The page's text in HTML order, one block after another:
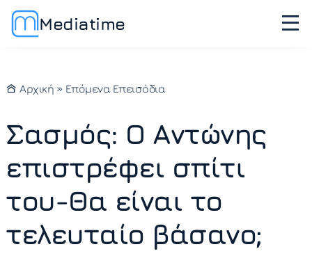
Mediatime
Αρχική » Επόμενα Επεισόδια
Σασμός: Ο Αντώνης
επιστρέφει σπίτι
του-Θα είναι το
τελευταίο βάσανο;